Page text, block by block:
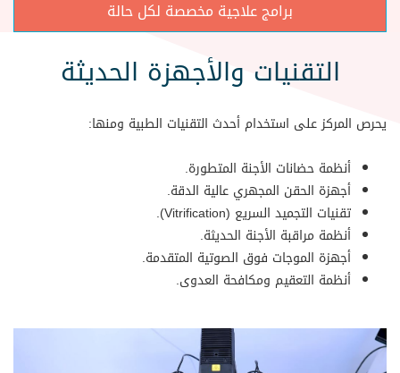
برامج علاجية مخصصة لكل حالة
التقنيات والأجهزة الحديثة
يحرص المركز على استخدام أحدث التقنيات الطبية ومنها:
أنظمة حضانات الأجنة المتطورة.
أجهزة الحقن المجهري عالية الدقة.
تقنيات التجميد السريع (Vitrification).
أنظمة مراقبة الأجنة الحديثة.
أجهزة الموجات فوق الصوتية المتقدمة.
أنظمة التعقيم ومكافحة العدوى.